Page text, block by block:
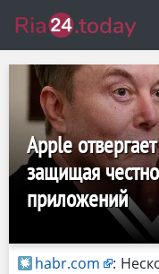
Apple
защищая
приложений
habr.com :